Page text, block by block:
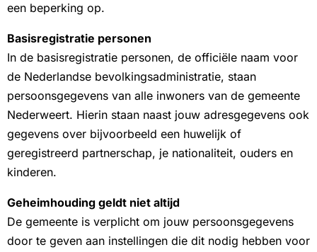
een beperking op.
Basisregistratie personen
In de basisregistratie personen, de officiële naam voor
de Nederlandse bevolkingsadministratie, staan
persoonsgegevens van alle inwoners van de gemeente
Nederweert. Hierin staan naast jouw adresgegevens ook
gegevens over bijvoorbeeld een huwelijk of
geregistreerd partnerschap, je nationaliteit, ouders en
kinderen.
Geheimhouding geldt niet altijd
De gemeente is verplicht om jouw persoonsgegevens
door te geven aan instellingen die dit nodig hebben voor